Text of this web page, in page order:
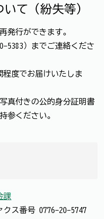
て（紛失等）
発行ができます。
5383）までご連絡くださ
程度でお届けいたしま
真付きの公的身分証明書
参ください。
課
クス番号 0776-20-5747